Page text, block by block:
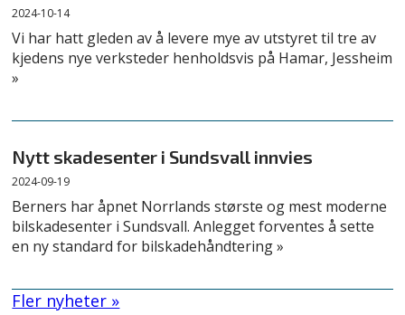
2024-10-14
Vi har hatt gleden av å levere mye av utstyret til tre av
kjedens nye verksteder henholdsvis på Hamar, Jessheim
»
Nytt skadesenter i Sundsvall innvies
2024-09-19
Berners har åpnet Norrlands største og mest moderne
bilskadesenter i Sundsvall. Anlegget forventes å sette
en ny standard for bilskadehåndtering »
Fler nyheter »